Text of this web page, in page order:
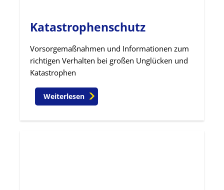
Katastrophenschutz
Vorsorgemaßnahmen und Informationen zum
richtigen Verhalten bei großen Unglücken und
Katastrophen
Weiterlesen